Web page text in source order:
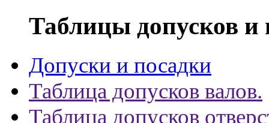
Таблицы допусков и
Допуски и посадки
Таблица допусков валов.
Таблица допусков